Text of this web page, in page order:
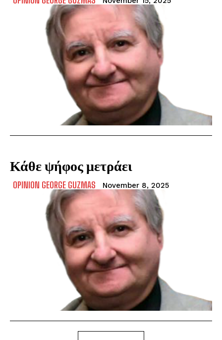
Κάθε ψήφος μετράει
OPINION GEORGE GUZMAS November 8, 2025